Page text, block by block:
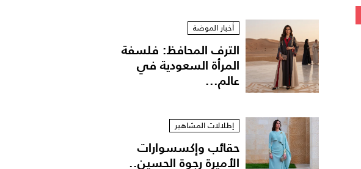
أخبار الموضة
الترف المحافظ: فلسفة
المرأة السعودية في
عالم...
إطلالات المشاهير
حقائب وإكسسوارات
الأميرة رجوة الحسين..